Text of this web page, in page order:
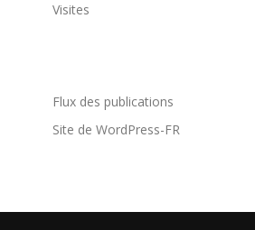
Visites
Flux des publications
Site de WordPress-FR